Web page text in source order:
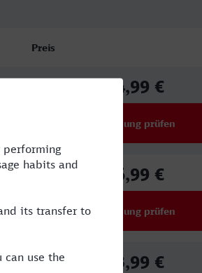
Preis
34,99 €
Verbindung prüfen
36,99 €
Verbindung prüfen
43,99 €